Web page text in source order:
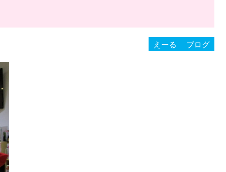
えーる ブログ